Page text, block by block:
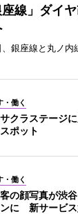
座線」ダイ
銀座線と丸ノ
・働く
クラステージ
ポット
・働く
の顔写真が渋
に 新サービ